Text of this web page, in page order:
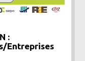
:
Entreprises